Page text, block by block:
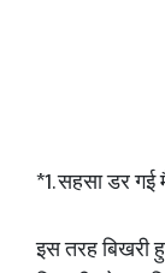
*1. सहसा डर गई
इस तरह बिखरी